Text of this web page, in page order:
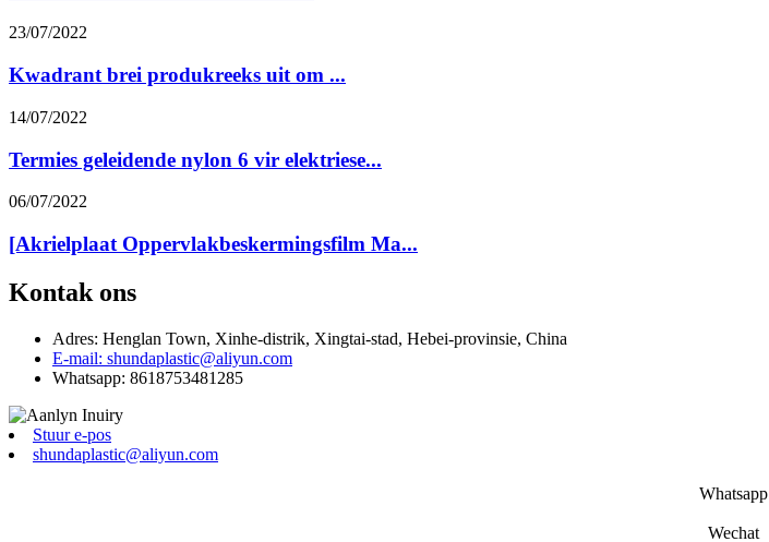
23/07/2022
Kwadrant brei produkreeks uit om ...
14/07/2022
Termies geleidende nylon 6 vir elektriese...
06/07/2022
[Akrielplaat Oppervlakbeskermingsfilm Ma...
Kontak ons
Adres: Henglan Town, Xinhe-distrik, Xingtai-stad, Hebei-provinsie, China
E-mail: shundaplastic@aliyun.com
Whatsapp: 8618753481285
Stuur e-pos
shundaplastic@aliyun.com
Whatsapp
Wechat